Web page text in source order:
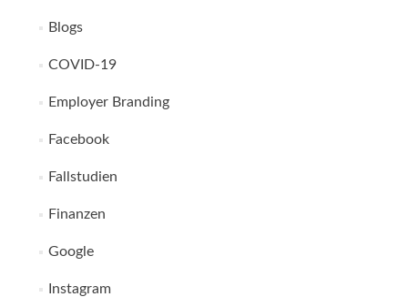
Blogs
COVID-19
Employer Branding
Facebook
Fallstudien
Finanzen
Google
Instagram